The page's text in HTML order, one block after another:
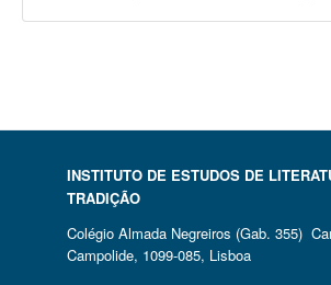
INSTITUTO DE ESTUDOS DE
TRADIÇÃO
Colégio Almada Negreiros (Gab. 355)
Campolide, 1099-085, Lisboa